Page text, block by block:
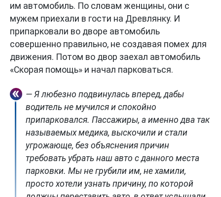
им автомобиль. По словам женщины, они с
мужем приехали в гости на Древлянку. И
припарковали во дворе автомобиль
совершенно правильно, не создавая помех для
движения. Потом во двор заехал автомобиль
«Скорая помощь» и начал парковаться.
— Я любезно подвинулась вперед, дабы
водитель не мучился и спокойно
припарковался. Пассажиры, а именно два так
называемых медика, выскочили и стали
угрожающе, без объяснения причин
требовать убрать наш авто с данного места
парковки. Мы не грубили им, не хамили,
просто хотели узнать причину, по которой